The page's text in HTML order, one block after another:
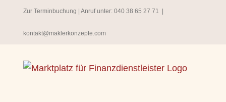
springen
Zur Terminbuchung | Anruf unter: 040 38 65 27 71
kontakt@maklerkonzepte.com